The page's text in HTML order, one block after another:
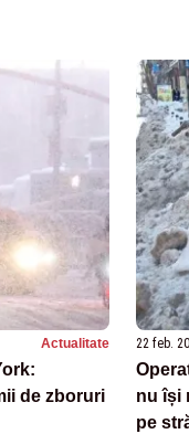
Actualitate
de zboruri
22 feb.
nu își
pe